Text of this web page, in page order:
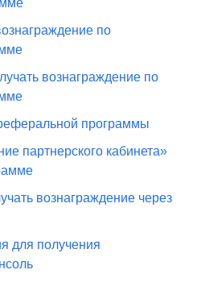
по
вознаграждение по
программы
партнерского кабинета»
вознаграждение через
для получения